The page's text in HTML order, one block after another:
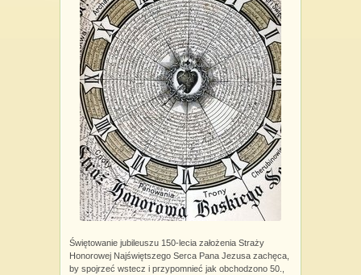
Świętowanie jubileuszu 150-lecia założenia Straży
Honorowej Najświętszego Serca Pana Jezusa zachęca,
by spojrzeć wstecz i przypomnieć jak obchodzono 50.,